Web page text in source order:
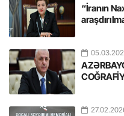
“İranın